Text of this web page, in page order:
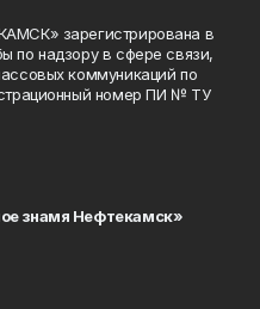
зарегистрирована в
по надзору в сфере связи,
коммуникаций по
номер ПИ № ТУ
знамя Нефтекамск»